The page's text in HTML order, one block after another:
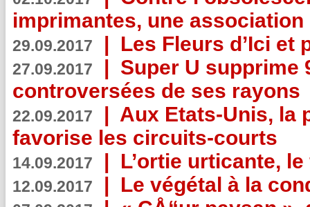
imprimantes, une
29.09.2017 | Les Fleurs d’Ici et
27.09.2017 | Super U supprime
controversées de ses rayons
22.09.2017 | Aux Etats-Unis, la
favorise les circuits-courts
14.09.2017 | L’ortie urticante,
12.09.2017 | Le végétal à la